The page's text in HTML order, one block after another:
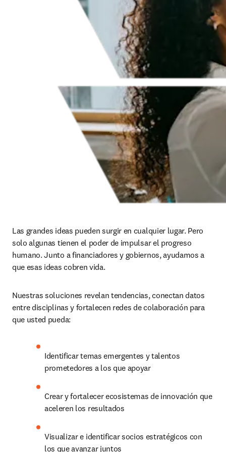
Las grandes ideas pueden surgir en cualquier lugar. Pero
solo algunas tienen el poder de impulsar el progreso
humano. Junto a financiadores y gobiernos, ayudamos a
que esas ideas cobren vida.
Nuestras soluciones revelan tendencias, conectan datos
entre disciplinas y fortalecen redes de colaboración para
que usted pueda:
Identificar temas emergentes y talentos
prometedores a los que apoyar
Crear y fortalecer ecosistemas de innovación que
aceleren los resultados
Visualizar e identificar socios estratégicos con
los que avanzar juntos